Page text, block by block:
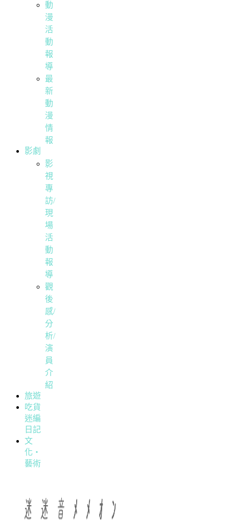
動
漫
活
動
報
導
最
新
動
漫
情
報
影劇
影
視
專
訪/
現
場
活
動
報
導
觀
後
感/
分
析/
演
員
介
紹
旅遊
吃貨
迷編
日記
文
化・
藝術